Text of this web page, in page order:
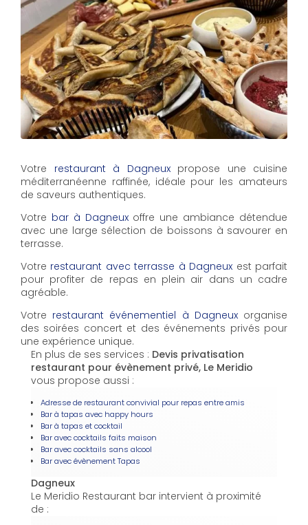
Votre restaurant à Dagneuxpropose une cuisine
méditerranéenne raffinée, idéale pour les amateurs
de saveurs authentiques.
Votre bar à Dagneuxoffre une ambiance détendue
avec une large sélection de boissons à savourer en
terrasse.
Votre restaurant avec terrasse à Dagneux est parfait
pour profiter de repas en plein air dans un cadre
agréable.
Votre restaurant événementiel à Dagneuxorganise
des soirées concert et des événements privés pour
une expérience unique.
En plus de ses services : Devis privatisation
restaurant pour évènement privé, Le Meridio
vous propose aussi :
Adresse de restaurant convivial pour repas entre amis
Bar à tapas avec happy hours
Bar à tapas et cocktail
Bar avec cocktails faits maison
Bar avec cocktails sans alcool
Bar avec évènement Tapas
Dagneux
Le Meridio Restaurant bar intervient à proximité
de :